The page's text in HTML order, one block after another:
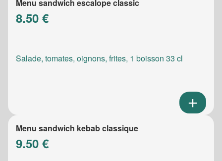
Menu sandwich escalope classic
8.50 €
Salade, tomates, oignons, frites, 1 boisson 33 cl
Menu sandwich kebab classique
9.50 €